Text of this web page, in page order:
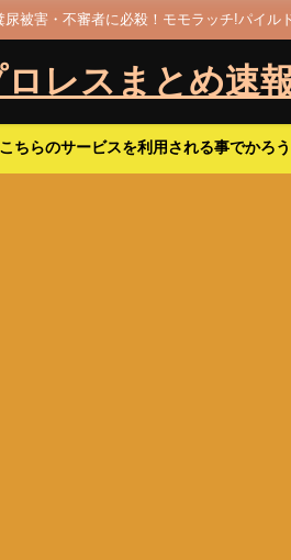
被害・不審者に必殺！モモラッチ!パイル
レスまとめ速報
らのサービスを利用される事でかろ